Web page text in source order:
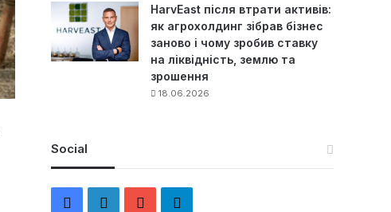
HarvEast після втрати активів:
як агрохолдинг зібрав бізнес
заново і чому зробив ставку
на ліквідність, землю та
зрошення
18.06.2026
Social